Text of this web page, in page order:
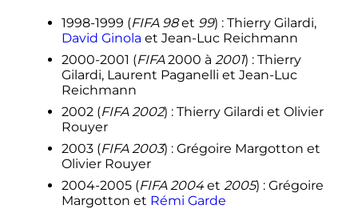
1998-1999 (FIFA 98et 99) : Thierry Gilardi,
David Ginola et Jean-Luc Reichmann
2000-2001 (FIFA2000 à 2001) : Thierry
Gilardi, Laurent Paganelli et Jean-Luc
Reichmann
2002 (FIFA 2002) : Thierry Gilardi et Olivier
Rouyer
2003 (FIFA 2003) : Grégoire Margotton et
Olivier Rouyer
2004-2005 (FIFA 2004et 2005) : Grégoire
Margotton et Rémi Garde